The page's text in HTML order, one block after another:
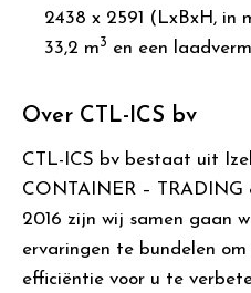
2438 x 2591 (LxBxH, in
33,2 m3 en een
Over CTL-ICS bv
CTL-ICS bv bestaat uit
CONTAINER – TRADING
2016 zijn wij samen gaan
ervaringen te bundelen om
efficiëntie voor u te